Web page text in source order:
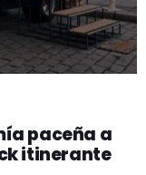
paceña a
itinerante